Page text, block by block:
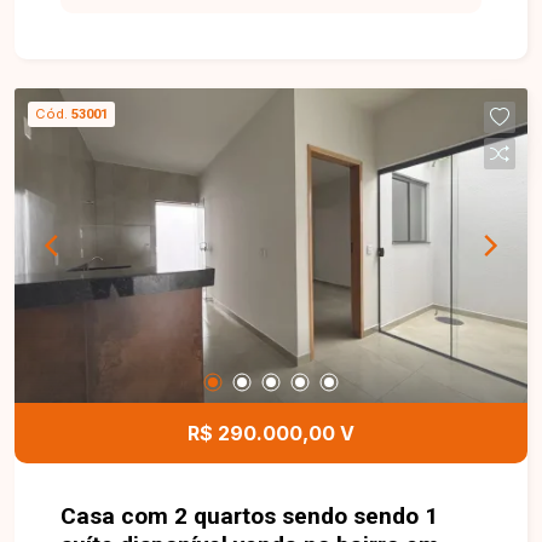
modernidade e integração aos espaços, tornando
o dia a dia ainda mais funcional. A casa possui
ainda área de serviço coberta, garantindo
praticidade nas tarefas domésticas. Na parte
externa, dispõe de 1 vaga de garagem coberta,
com espaço suficiente para acomodar até 2
veículos. Uma excelente opção para quem deseja
morar em um bairro tranquilo, com fácil acesso
aos principais pontos da cidade e próximo a
comércios, escolas e serviços. Agende sua visita
e venha conhecer de perto o seu novo lar!
Cód. 53001
R$ 290.000,00 V
Casa com 2 quartos sendo sendo 1